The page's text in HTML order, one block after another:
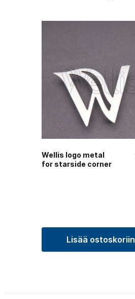
Wellis logo metal
for starside corner
Lisää ostoskoriin